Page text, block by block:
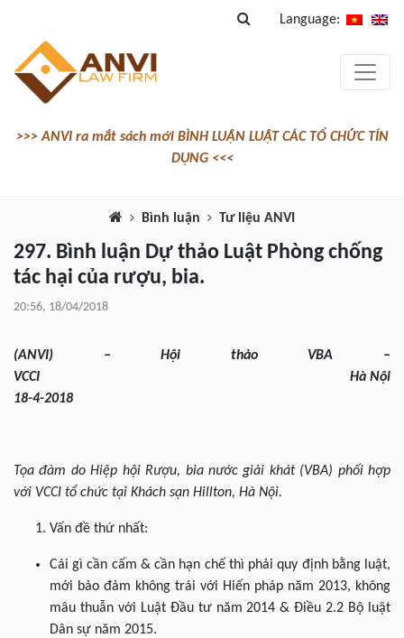
Language:
>>> ANVI ra mắt sách mới BÌNH LUẬN LUẬT CÁC TỔ CHỨC TÍN
DỤNG <<<
Bình luận Tư liệu ANVI
297. Bình luận Dự thảo Luật Phòng chống
tác hại của rượu, bia.
20:56, 18/04/2018
(ANVI) – Hội thảo VBA –
VCCI Hà Nội
18-4-2018
Tọa đàm do Hiệp hội Rượu, bia nước giải khát (VBA) phối hợp
với VCCI tổ chức tại Khách sạn Hillton, Hà Nội.
Vấn đề thứ nhất:
Cái gì cần cấm & cần hạn chế thì phải quy định bằng luật,
mới bảo đảm không trái với Hiến pháp năm 2013, không
mâu thuẫn với Luật Đầu tư năm 2014 & Điều 2.2 Bộ luật
Dân sự năm 2015.